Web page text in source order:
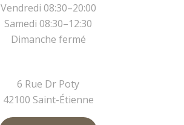
Vendredi 08:30–20:00
Samedi 08:30–12:30
Dimanche fermé
6 Rue Dr Poty
42100 Saint-Étienne